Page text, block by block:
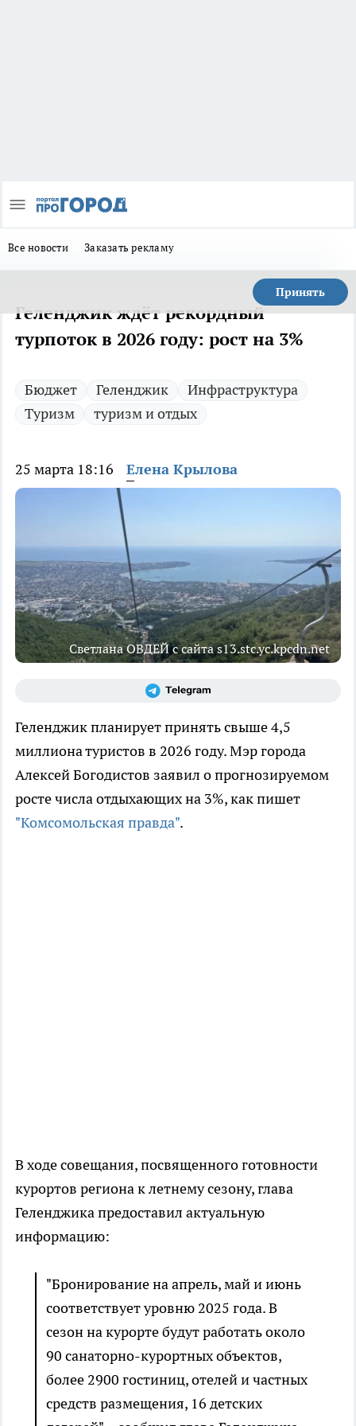
Все новости Заказать рекламу
Принять
Геленджик ждёт рекордный
турпоток в 2026 году: рост на 3%
Бюджет Геленджик
Инфраструктура
Туризм
туризм и отдых
25 марта 18:16 Елена Крылова
Светлана ОВДЕЙ с сайта s13.stc.yc.kpcdn.net
Геленджик планирует принять свыше 4,5
миллиона туристов в 2026 году. Мэр города
Алексей Богодистов заявил о прогнозируемом
росте числа отдыхающих на 3%, как пишет
"Комсомольская правда".
В ходе совещания, посвященного готовности
курортов региона к летнему сезону, глава
Геленджика предоставил актуальную
информацию:
"Бронирование на апрель, май и июнь
соответствует уровню 2025 года. В
сезон на курорте будут работать около
90 санаторно-курортных объектов,
более 2900 гостиниц, отелей и частных
средств размещения, 16 детских